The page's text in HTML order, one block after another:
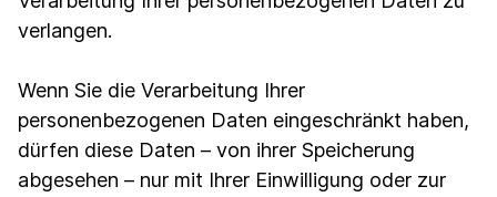
verlangen.
Wenn Sie die Verarbeitung Ihrer
personenbezogenen Daten eingeschränkt haben,
dürfen diese Daten – von ihrer Speicherung
abgesehen – nur mit Ihrer Einwilligung oder zur